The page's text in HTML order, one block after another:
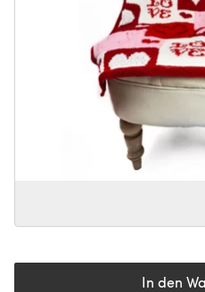
In den